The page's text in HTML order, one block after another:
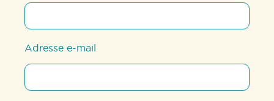
Adresse e-mail